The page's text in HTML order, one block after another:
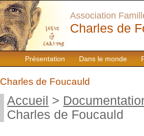
Présentation Dans le monde
Association
Charles de
Charles de Foucauld
Accueil >
Charles de Foucauld